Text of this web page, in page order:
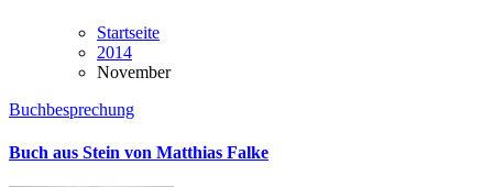
Startseite
2014
November
Buchbesprechung
Buch aus Stein von Matthias Falke